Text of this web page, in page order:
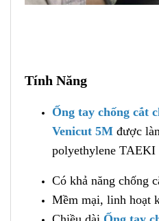
Tính Năng
Ống tay chống cắt
Venicut 5M được
polyethylene TAEKI
Có khả năng chống
Mềm mại, linh hoạt